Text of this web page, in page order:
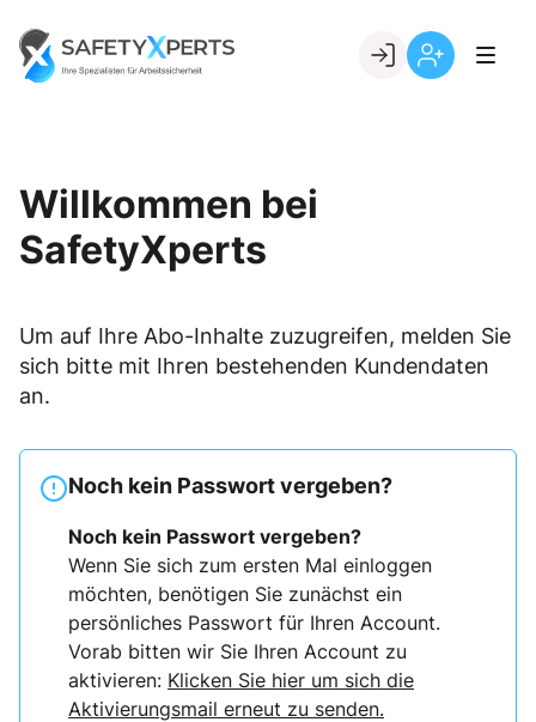
content
Go to landing page.
Willkommen bei
SafetyXperts
Um auf Ihre Abo-Inhalte zuzugreifen, melden Sie
sich bitte mit Ihren bestehenden Kundendaten
an.
Noch kein Passwort vergeben?
Noch kein Passwort vergeben?
Wenn Sie sich zum ersten Mal einloggen
möchten, benötigen Sie zunächst ein
persönliches Passwort für Ihren Account.
Vorab bitten wir Sie Ihren Account zu
aktivieren: Klicken Sie hier um sich die
Aktivierungsmail erneut zu senden.